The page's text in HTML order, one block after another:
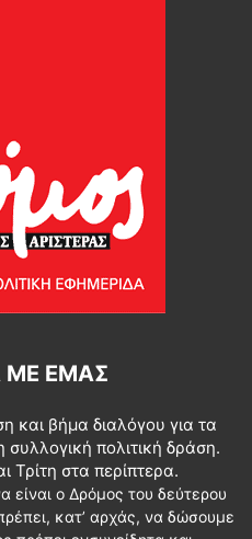
ΜΕ ΕΜΆΣ
και βήμα διαλόγου για τα
συλλογική πολιτική δράση.
Τρίτη στα περίπτερα.
είναι ο Δρόμος του δεύτερου
κατ’ αρχάς, να δώσουμε